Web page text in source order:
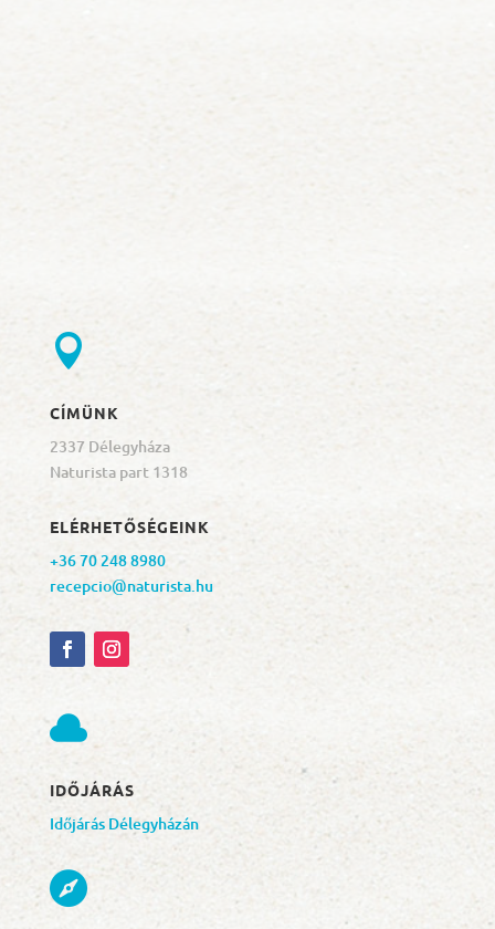

CÍMÜNK
2337 Délegyháza
Naturista part 1318
ELÉRHETŐSÉGEINK
+36 70 248 8980
recepcio@naturista.hu

IDŐJÁRÁS
Időjárás Délegyházán
